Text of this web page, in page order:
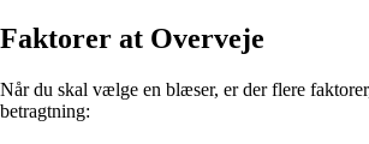
Faktorer at Overveje
Når du skal vælge en blæser, er der flere
betragtning: